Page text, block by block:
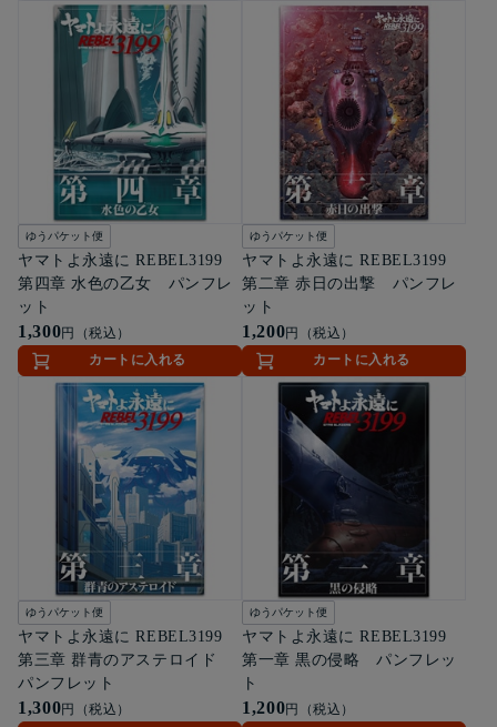
ゆうパケット便
ヤマトよ永遠に REBEL3199
第四章 水色の乙女 パンフレ
ット
1,300円（税込）
カートに入れる
ゆうパケット便
ヤマトよ永遠に REBEL3199
第二章 赤日の出撃 パンフレ
ット
1,200円（税込）
カートに入れる
ゆうパケット便
ヤマトよ永遠に REBEL3199
第三章 群青のアステロイド
パンフレット
1,300円（税込）
ゆうパケット便
ヤマトよ永遠に REBEL3199
第一章 黒の侵略 パンフレッ
ト
1,200円（税込）